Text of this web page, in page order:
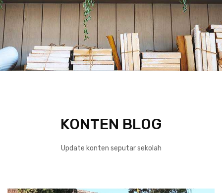
KONTEN BLOG
Update konten seputar sekolah